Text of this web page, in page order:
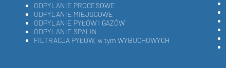
ODPYLANIE PROCESOWE
ODPYLANIE MIEJSCOWE
ODPYLANIE PYŁÓW I GAZÓW
ODPYLANIE SPALIN
FILTRACJA PYŁÓW, w tym WYBUCHOWYCH